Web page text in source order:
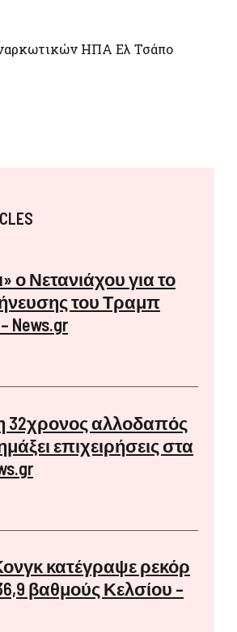
ΗΠΑ Ελ Τσάπο
ο Νετανιάχου για το
του Τραμπ
News.gr
32χρονος αλλοδαπός
επιχειρήσεις στα
κατέγραψε ρεκόρ
βαθμούς Κελσίου –